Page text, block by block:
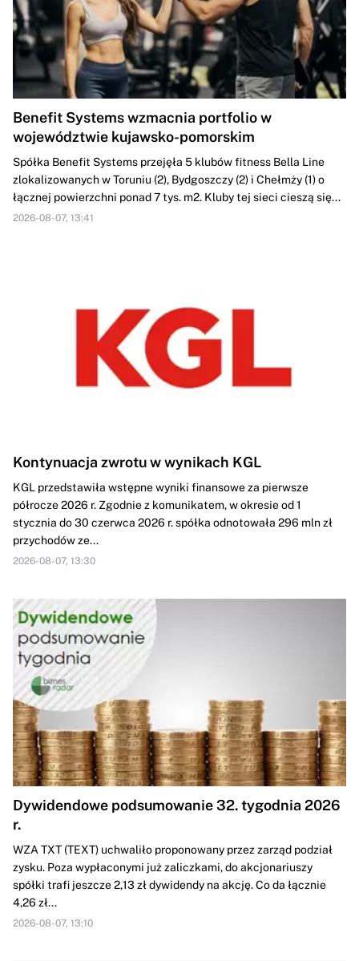
Benefit Systems wzmacnia portfolio w
województwie kujawsko-pomorskim
Spółka Benefit Systems przejęła 5 klubów fitness Bella Line
zlokalizowanych w Toruniu (2), Bydgoszczy (2) i Chełmży (1) o
łącznej powierzchni ponad 7 tys. m2. Kluby tej sieci cieszą się...
2026-08-07, 13:41
Kontynuacja zwrotu w wynikach KGL
KGL przedstawiła wstępne wyniki finansowe za pierwsze
półrocze 2026 r. Zgodnie z komunikatem, w okresie od 1
stycznia do 30 czerwca 2026 r. spółka odnotowała 296 mln zł
przychodów ze...
2026-08-07, 13:30
Dywidendowe podsumowanie 32. tygodnia 2026
r.
WZA TXT (TEXT) uchwaliło proponowany przez zarząd podział
zysku. Poza wypłaconymi już zaliczkami, do akcjonariuszy
spółki trafi jeszcze 2,13 zł dywidendy na akcję. Co da łącznie
4,26 zł...
2026-08-07, 13:10